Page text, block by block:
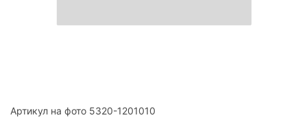
Артикул на фото 5320-1201010